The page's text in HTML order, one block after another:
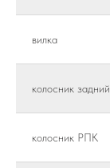
вилка
колосник задний
колосник РПК